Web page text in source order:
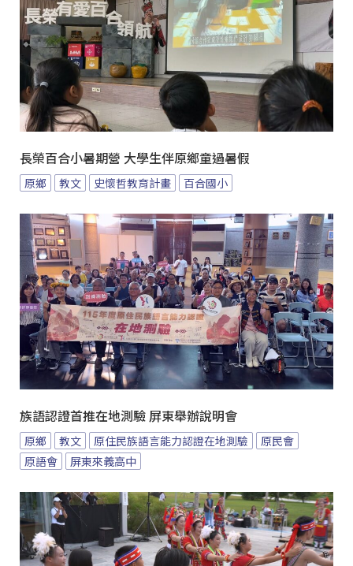
長榮百合小暑期營 大學生伴原鄉童過暑假
原鄉 教文 史懷哲教育計畫 百合國小
族語認證首推在地測驗 屏東舉辦說明會
原鄉 教文 原住民族語言能力認證在地測驗
原民會
原語會
屏東來義高中